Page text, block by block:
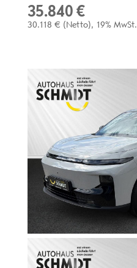
35.840 €
30.118 € (Netto) 19% MwSt.